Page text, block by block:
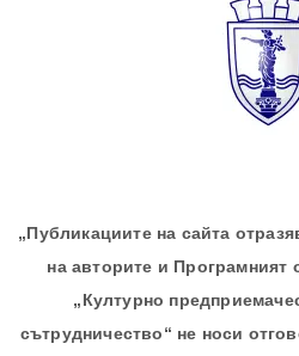
„Публикациите на сайта
на авторите и Програмният
„Културно
сътрудничество“ не носи